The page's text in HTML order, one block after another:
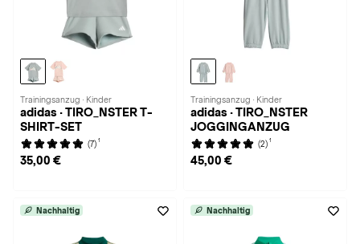
Trainingsanzug · Kinder
adidas · TIRO_NSTER T-
SHIRT-SET
(7) 1
35,00 €
Trainingsanzug · Kinder
adidas · TIRO_NSTER
JOGGINGANZUG
(2) 1
45,00 €
Nachhaltig Nachhaltig